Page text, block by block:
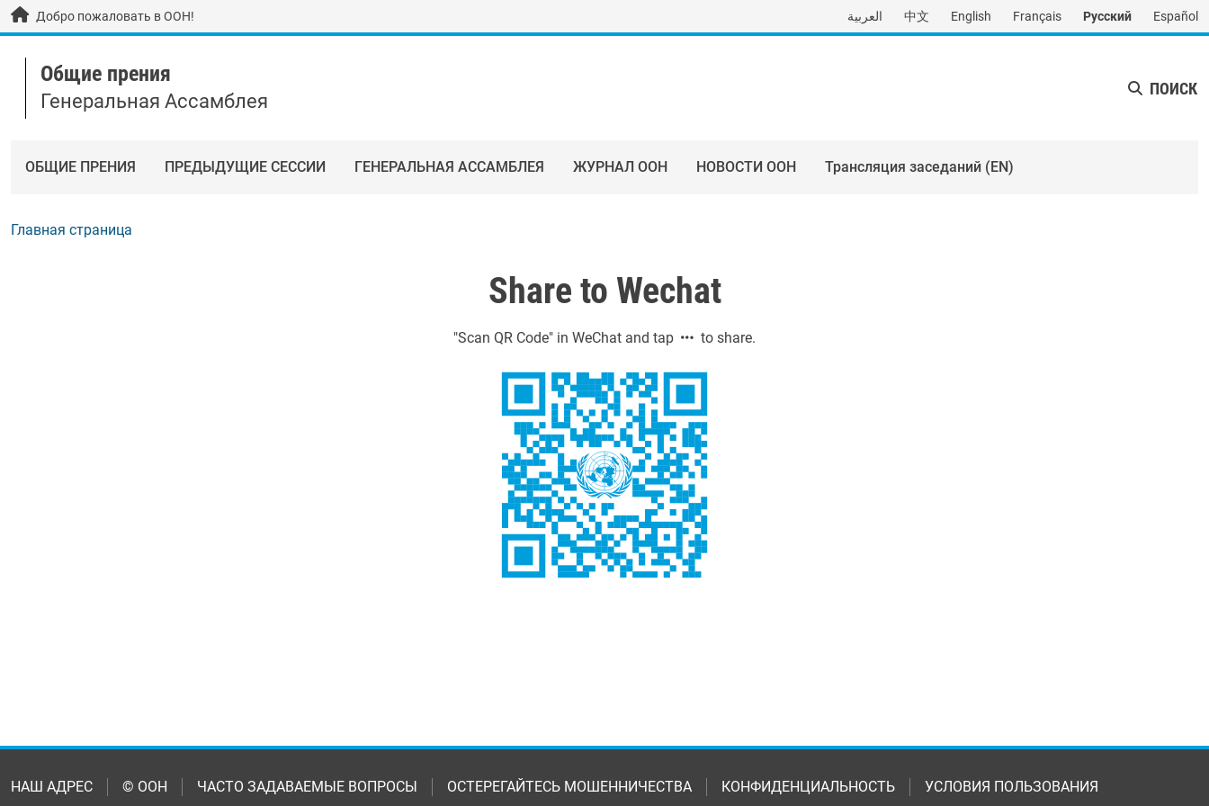
Skip to main content / navigation
Добро пожаловать в ООН! العربية 中文 English Français Русский Español
Общие прения
Генеральная Ассамблея
ПОИСК
ОБЩИЕ ПРЕНИЯ ПРЕДЫДУЩИЕ СЕССИИ ГЕНЕРАЛЬНАЯ АССАМБЛЕЯ ЖУРНАЛ ООН НОВОСТИ ООН Трансляция заседаний (EN)
Главная страница
Share to Wechat
"Scan QR Code" in WeChat and tap to share.
НАШ АДРЕС © ООН ЧАСТО ЗАДАВАЕМЫЕ ВОПРОСЫ ОСТЕРЕГАЙТЕСЬ МОШЕННИЧЕСТВА КОНФИДЕНЦИАЛЬНОСТЬ УСЛОВИЯ ПОЛЬЗОВАНИЯ